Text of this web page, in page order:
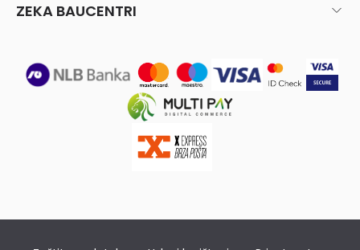
ZEKA BAUCENTRI